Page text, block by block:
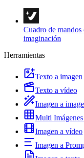
Cuadro de mandos
imaginación
Herramientas
Texto a imagen
Texto a vídeo
Imagen a
Multi Imágenes
Imagen a vídeo
Imagen a